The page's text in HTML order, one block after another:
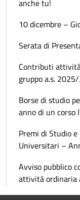
anche tu!
10 dicembre –
Serata di
Contributi
gruppo a.s.
Borse di studio
anno di un corso
Premi di Studio
Universitari –
Avviso pubblico
attività ordinaria